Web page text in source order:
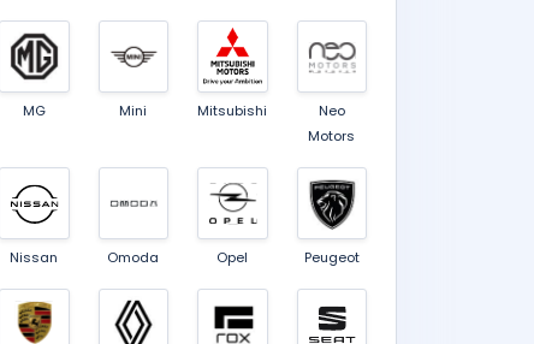
MG Mini Mitsubishi
Neo
Motors
Nissan Omoda Opel Peugeot